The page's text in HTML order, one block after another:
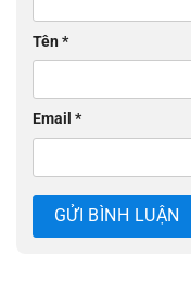
Tên*
Email *